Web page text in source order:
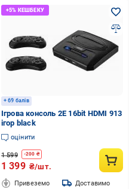
+ 69 балів
Ігрова консоль 2E 16bit HDMI 913
ігор black
оцінити
1 599 -200 ₴
1 399 ₴/шт.
Привеземо Доставимо